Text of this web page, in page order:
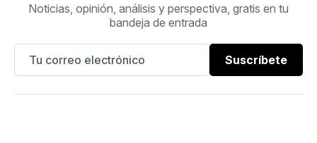
Noticias, opinión, análisis y perspectiva, gratis en tu
bandeja de entrada
Suscríbete